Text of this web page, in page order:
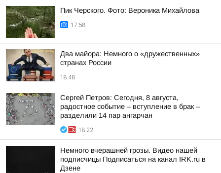
Пик Черского. Фото: Вероника Михайлова
17:58
Два майора: Немного о «дружественных»
странах России
18:48
Сергей Петров: Сегодня, 8 августа,
радостное событие – вступление в брак –
разделили 14 пар ангарчан
18:22
Немного вчерашней грозы. Видео нашей
подписчицы Подписаться на канал IRK.ru в
Дзене